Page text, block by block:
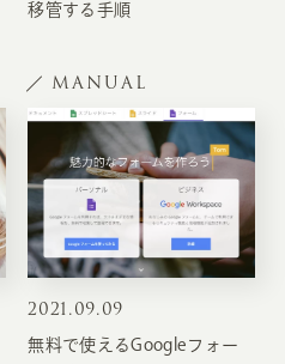
移管する手順
MANUAL
2021.09.09
無料で使えるGoogleフォー